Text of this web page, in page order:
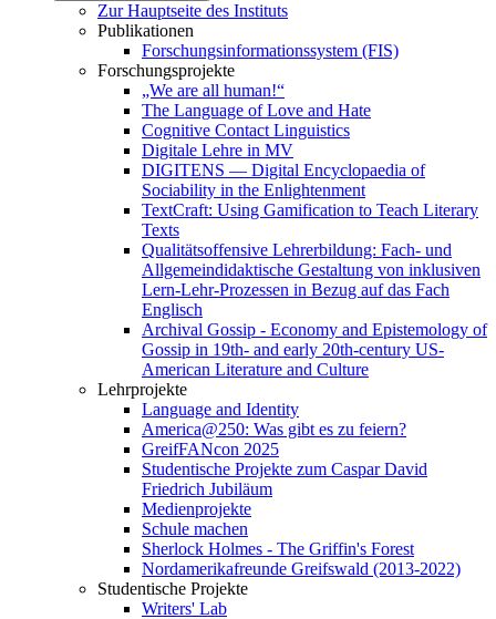
Zur Hauptseite des Instituts
Publikationen
Forschungsinformationssystem (FIS)
Forschungsprojekte
„We are all human!“
The Language of Love and Hate
Cognitive Contact Linguistics
Digitale Lehre in MV
DIGITENS — Digital Encyclopaedia of
Sociability in the Enlightenment
TextCraft: Using Gamification to Teach Literary
Texts
Qualitätsoffensive Lehrerbildung: Fach- und
Allgemeindidaktische Gestaltung von inklusiven
Lern-Lehr-Prozessen in Bezug auf das Fach
Englisch
Archival Gossip - Economy and Epistemology of
Gossip in 19th- and early 20th-century US-
American Literature and Culture
Lehrprojekte
Language and Identity
America@250: Was gibt es zu feiern?
GreifFANcon 2025
Studentische Projekte zum Caspar David
Friedrich Jubiläum
Medienprojekte
Schule machen
Sherlock Holmes - The Griffin's Forest
Nordamerikafreunde Greifswald (2013-2022)
Studentische Projekte
Writers' Lab